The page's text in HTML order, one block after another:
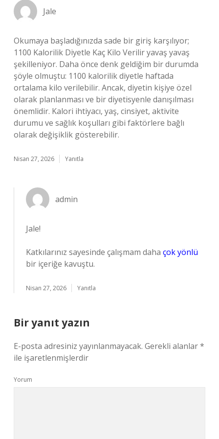
Jale
Okumaya başladığınızda sade bir giriş karşılıyor;
1100 Kalorilik Diyetle Kaç Kilo Verilir yavaş yavaş
şekilleniyor. Daha önce denk geldiğim bir durumda
şöyle olmuştu: 1100 kalorilik diyetle haftada
ortalama kilo verilebilir. Ancak, diyetin kişiye özel
olarak planlanması ve bir diyetisyenle danışılması
önemlidir. Kalori ihtiyacı, yaş, cinsiyet, aktivite
durumu ve sağlık koşulları gibi faktörlere bağlı
olarak değişiklik gösterebilir.
Nisan 27, 2026 Yanıtla
admin
Jale!
Katkılarınız sayesinde çalışmam daha çok yönlü
bir içeriğe kavuştu.
Nisan 27, 2026 Yanıtla
Bir yanıt yazın
E-posta adresiniz yayınlanmayacak. Gerekli alanlar*
ile işaretlenmişlerdir
Yorum